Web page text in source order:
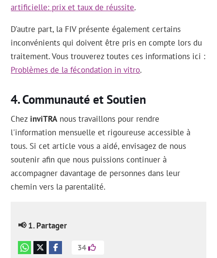
artificielle: prix et taux de réussite.
D'autre part, la FIV présente également certains
inconvénients qui doivent être pris en compte lors du
traitement. Vous trouverez toutes ces informations ici :
Problèmes de la fécondation in vitro.
Communauté et Soutien
Chez inviTRA nous travaillons pour rendre
l'information mensuelle et rigoureuse accessible à
tous. Si cet article vous a aidé, envisagez de nous
soutenir afin que nous puissions continuer à
accompagner davantage de personnes dans leur
chemin vers la parentalité.
📢 1. Partager
34